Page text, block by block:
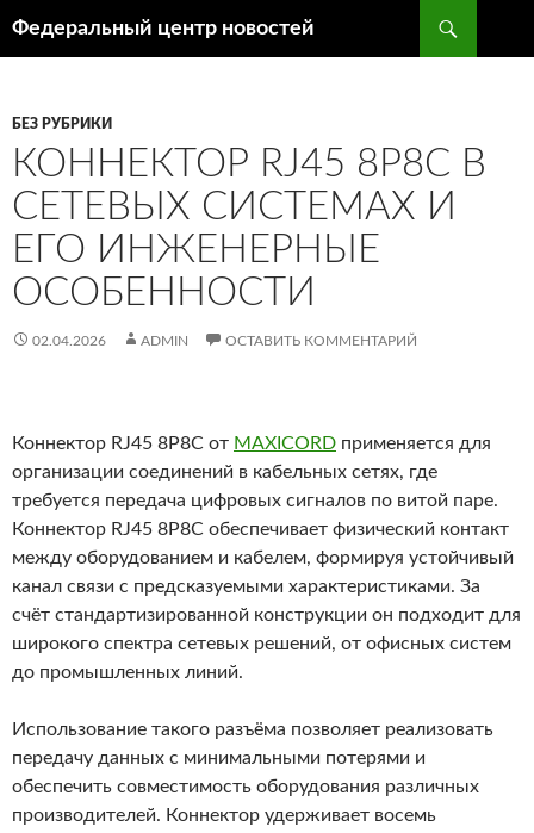
Федеральный центр новостей
БЕЗ РУБРИКИ
КОННЕКТОР RJ45 8P8C В
СЕТЕВЫХ СИСТЕМАХ И
ЕГО ИНЖЕНЕРНЫЕ
ОСОБЕННОСТИ
02.04.2026 ADMIN ОСТАВИТЬ КОММЕНТАРИЙ
Коннектор RJ45 8P8C от MAXICORD применяется для
организации соединений в кабельных сетях, где
требуется передача цифровых сигналов по витой паре.
Коннектор RJ45 8P8C обеспечивает физический контакт
между оборудованием и кабелем, формируя устойчивый
канал связи с предсказуемыми характеристиками. За
счёт стандартизированной конструкции он подходит для
широкого спектра сетевых решений, от офисных систем
до промышленных линий.
Использование такого разъёма позволяет реализовать
передачу данных с минимальными потерями и
обеспечить совместимость оборудования различных
производителей. Коннектор удерживает восемь